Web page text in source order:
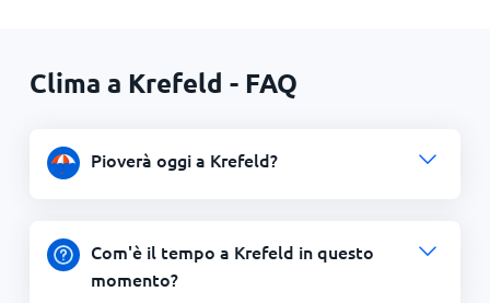
Clima a Krefeld - FAQ
Pioverà oggi a Krefeld?
Com'è il tempo a Krefeld in questo
momento?